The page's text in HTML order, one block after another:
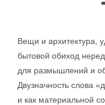
Вещи и архитектура,
бытовой обиход
для размышлений и
Двузначность слова
и как материальной